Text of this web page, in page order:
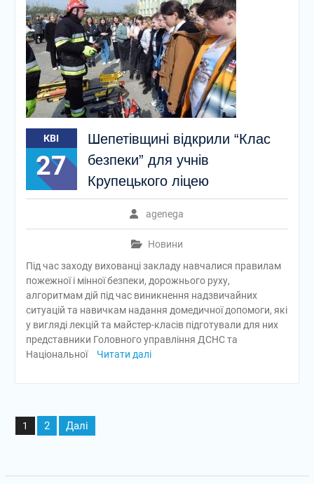
КВІ
27
Шепетівщині відкрили “Клас
безпеки” для учнів
Крупецького ліцею
agenega
Новини
Під час заходу вихованці закладу навчалися правилам
пожежної і мінної безпеки, дорожнього руху,
алгоритмам дій під час виникнення надзвичайних
ситуацій та навичкам надання домедичної допомоги, які
у вигляді лекцій та майстер-класів підготували для них
представники Головного управління ДСНС та
Національної
Читати далі
Пагінація
записів
1 2 Далі